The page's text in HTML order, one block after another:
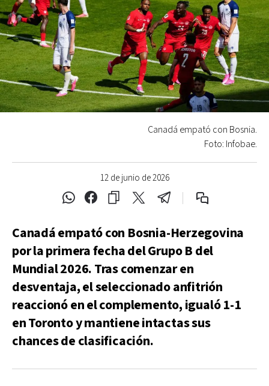
12 de junio de 2026
Canadá empató con Bosnia.
Foto: Infobae.
Canadá empató con Bosnia-Herzegovina
por la primera fecha del Grupo B del
Mundial 2026. Tras comenzar en
desventaja, el seleccionado anfitrión
reaccionó en el complemento, igualó 1-1
en Toronto y mantiene intactas sus
chances de clasificación.